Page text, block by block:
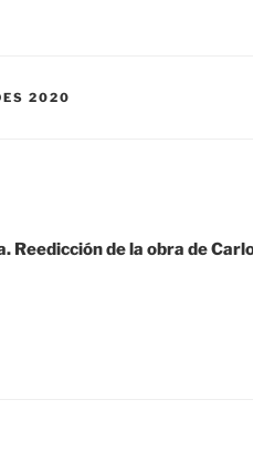
2020
Reedicción de la obra de